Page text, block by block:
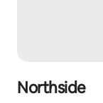
Northside